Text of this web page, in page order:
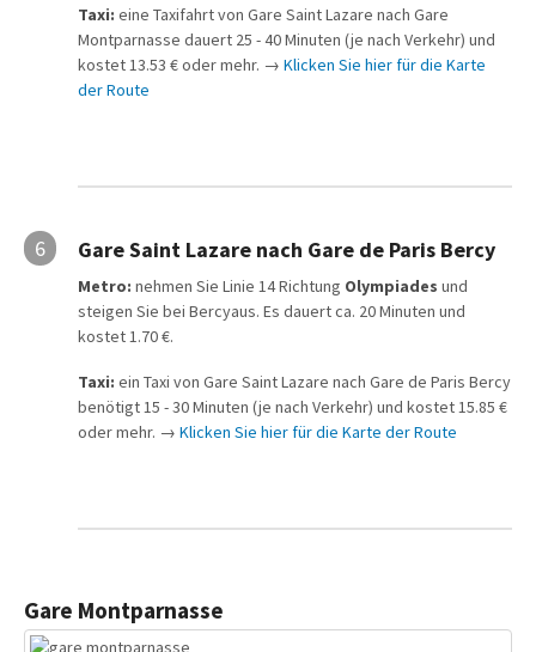
Taxi: eine Taxifahrt von Gare Saint Lazare nach Gare
Montparnasse dauert 25 - 40 Minuten (je nach Verkehr) und
kostet 13.53 € oder mehr. → Klicken Sie hier für die Karte
der Route
6 Gare Saint Lazare nach Gare de Paris Bercy
Metro: nehmen Sie Linie 14 Richtung Olympiades und
steigen Sie bei Bercyaus. Es dauert ca. 20 Minuten und
kostet 1.70 €.
Taxi: ein Taxi von Gare Saint Lazare nach Gare de Paris Bercy
benötigt 15 - 30 Minuten (je nach Verkehr) und kostet 15.85 €
oder mehr. → Klicken Sie hier für die Karte der Route
Gare Montparnasse